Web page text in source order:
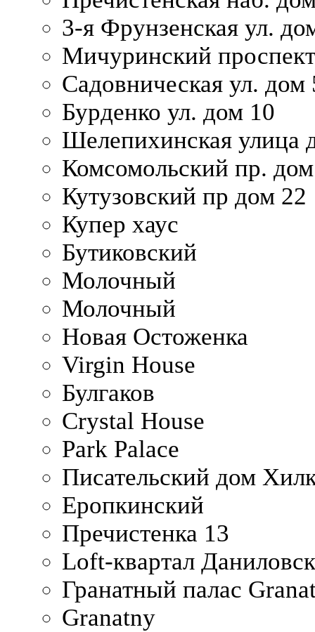
3-я Фрунзенская ул.
Мичуринский
Садовническая ул. дом
Бурденко ул. дом 10
Шелепихинская улица
Комсомольский пр.
Кутузовский пр дом 22
Купер хаус
Бутиковский
Молочный
Молочный
Новая Остоженка
Virgin House
Булгаков
Crystal House
Park Palace
Писательский дом
Еропкинский
Пречистенка 13
Loft-квартал
Гранатный палас
Granatny